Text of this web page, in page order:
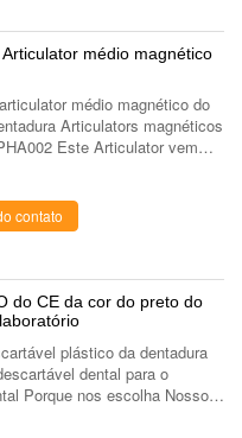
médio magnético
médio magnético do
Articulators magnéticos
Este Articulator vem
contato
do CE da cor do preto do
plástico da dentadura
dental para o
Porque nos escolha Nossos